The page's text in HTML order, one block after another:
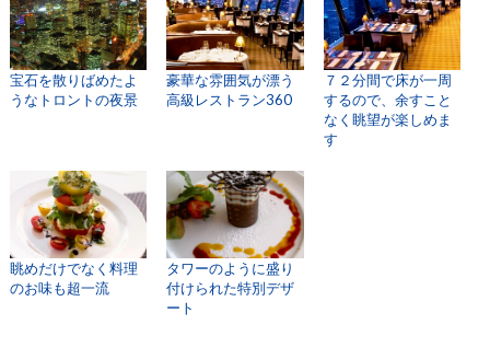
宝石を散りばめたよ
うなトロントの夜景
豪華な雰囲気が漂う
高級レストラン360
７２分間で床が一周
するので、余すこと
なく眺望が楽しめま
す
眺めだけでなく料理
のお味も超一流
タワーのように盛り
付けられた特別デザ
ート